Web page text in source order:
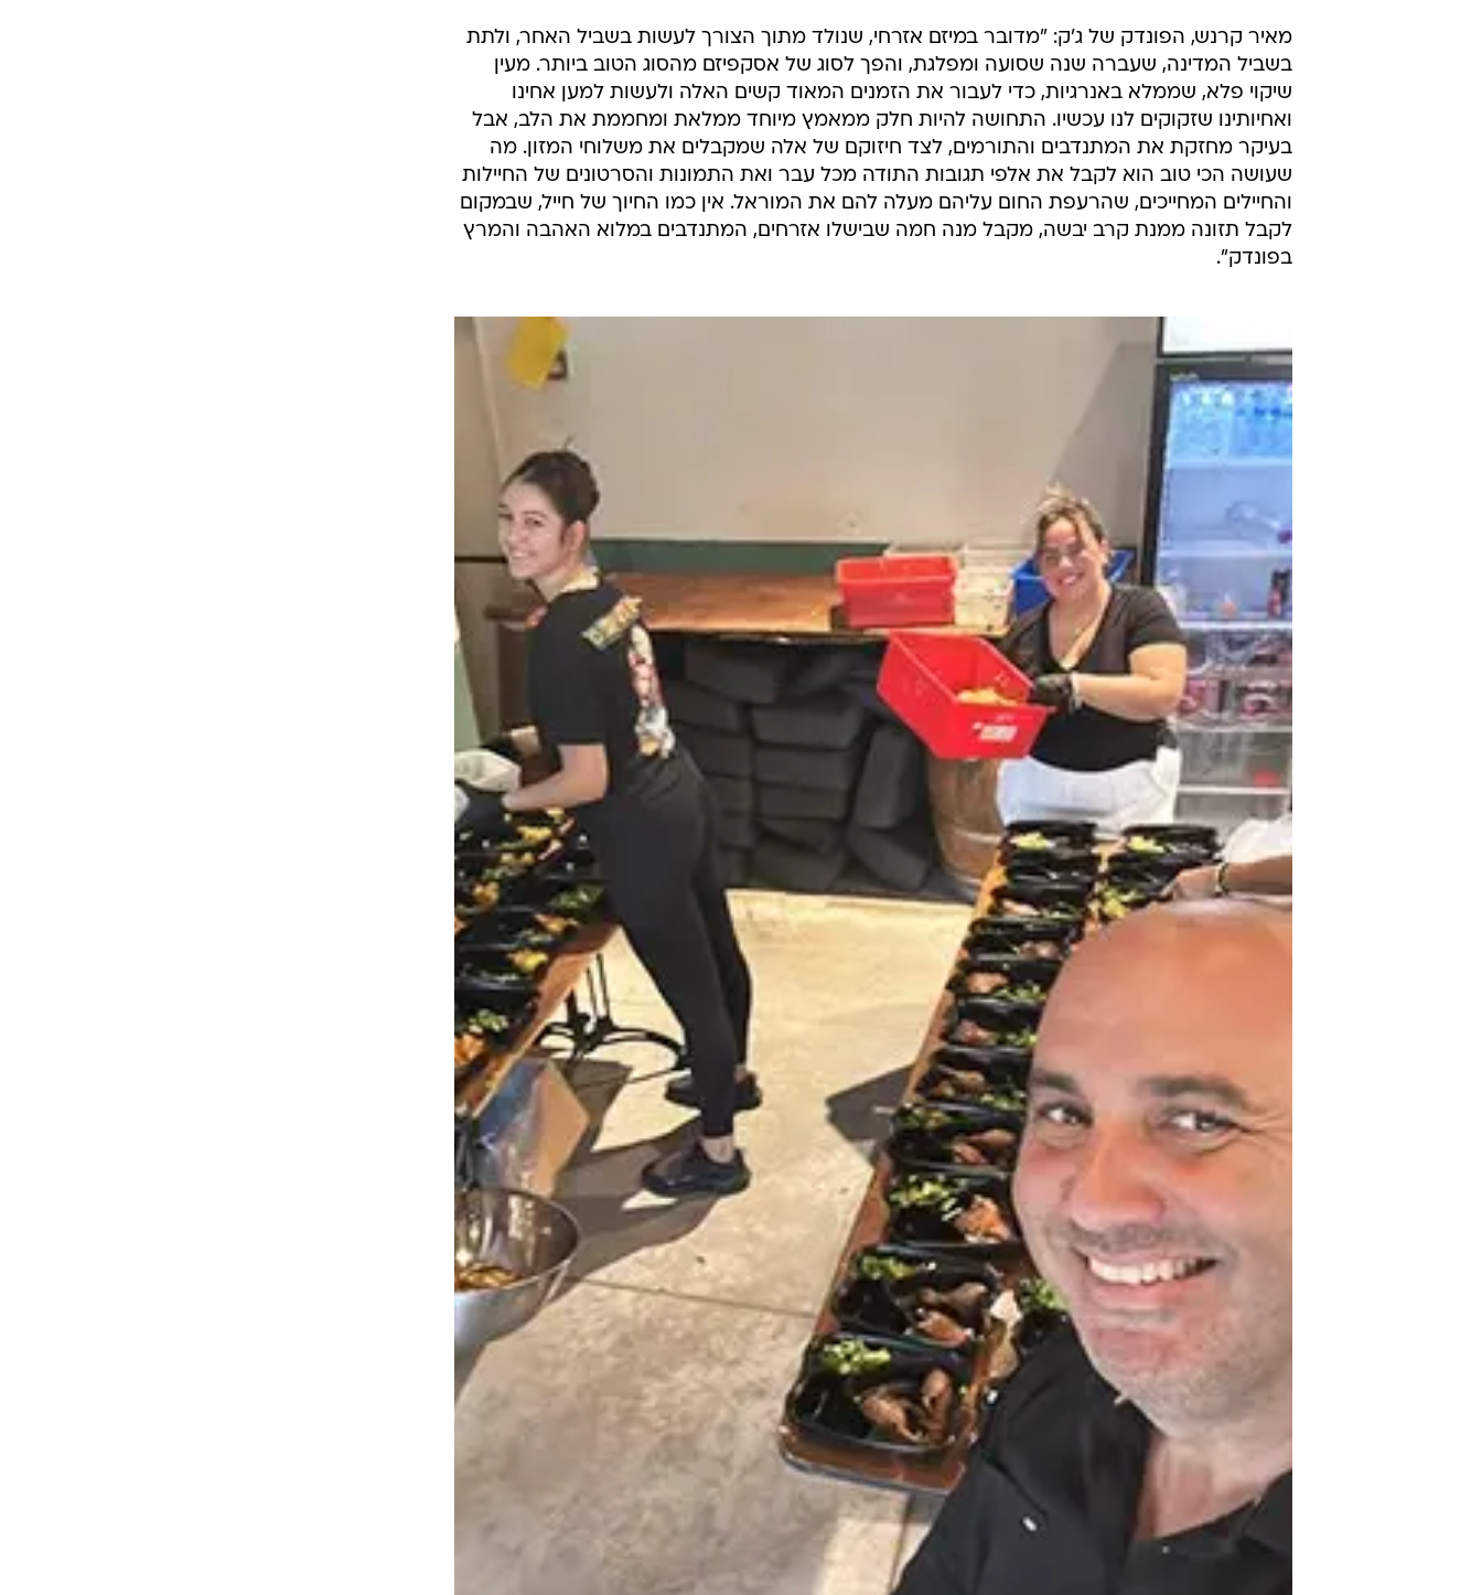
מאיר קרנש, הפונדק של ג'ק: "מדובר במיזם אזרחי, שנולד מתוך הצורך לעשות בשביל האחר, ולתת
בשביל המדינה, שעברה שנה שסועה ומפלגת, והפך לסוג של אסקפיזם מהסוג הטוב ביותר. מעין
שיקוי פלא, שממלא באנרגיות, כדי לעבור את הזמנים המאוד קשים האלה ולעשות למען אחינו
ואחיותינו שזקוקים לנו עכשיו. התחושה להיות חלק ממאמץ מיוחד ממלאת ומחממת את הלב, אבל
בעיקר מחזקת את המתנדבים והתורמים, לצד חיזוקם של אלה שמקבלים את משלוחי המזון. מה
שעושה הכי טוב הוא לקבל את אלפי תגובות התודה מכל עבר ואת התמונות והסרטונים של החיילות
והחיילים המחייכים, שהרעפת החום עליהם מעלה להם את המוראל. אין כמו החיוך של חייל, שבמקום
לקבל תזונה ממנת קרב יבשה, מקבל מנה חמה שבישלו אזרחים, המתנדבים במלוא האהבה והמרץ
בפונדק".